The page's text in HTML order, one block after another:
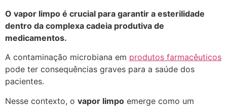
O vapor limpo é crucial para garantir a esterilidade
dentro da complexa cadeia produtiva de
medicamentos.
A contaminação microbiana em produtos farmacêuticos
pode ter consequências graves para a saúde dos
pacientes.
Nesse contexto, o vapor limpo emerge como um